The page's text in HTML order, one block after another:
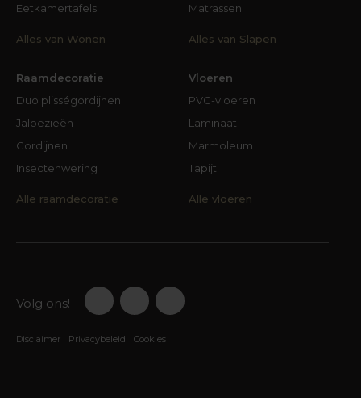
Eetkamertafels
Alles van Wonen
Matrassen
Alles van Slapen
Raamdecoratie
Duo plisségordijnen
Jaloezieën
Gordijnen
Insectenwering
Alle raamdecoratie
Vloeren
PVC-vloeren
Laminaat
Marmoleum
Tapijt
Alle vloeren
Volg ons!
Disclaimer Privacybeleid Cookies